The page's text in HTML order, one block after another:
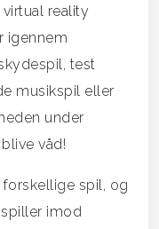
reality
igennem
test
musikspil eller
under
våd!
spil, og
imod